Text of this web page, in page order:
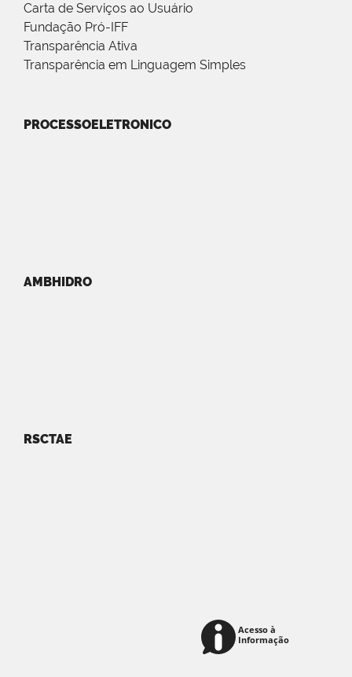
Carta de Serviços ao Usuário
Fundação Pró-IFF
Transparência Ativa
Transparência em Linguagem Simples
PROCESSOELETRONICO
AMBHIDRO
RSCTAE